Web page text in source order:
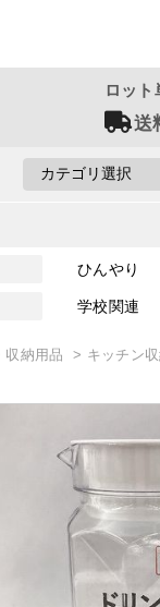
ロッ
送
ひんやり
学校関連
収納用品 キッチン